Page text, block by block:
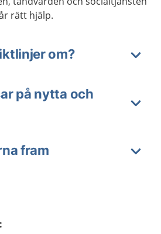
rätt hjälp.
om?
på nytta och
fram
: